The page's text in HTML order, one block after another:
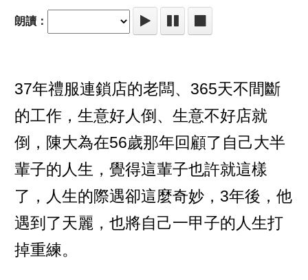
朗讀：
37年禮服連鎖店的老闆、365天不間斷
的工作，生意好人倒、生意不好店就
倒，陳大為在56歲那年回顧了自己大半
輩子的人生，覺得這輩子也許就這樣
了，人生的際遇卻這麼奇妙，3年後，他
遇到了天麗，也將自己一甲子的人生打
掉重練。